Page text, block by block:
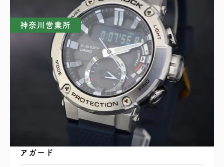
神奈川営業所
CASIO カシオ G-SHOCK G-STEEL GST-
B200 タフソーラー Bluetooth搭載 カーボンコ
アガード